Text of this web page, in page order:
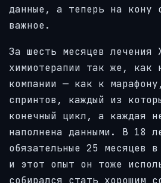
данные, а теперь на кону
важное.
За шесть месяцев лечения
химиотерапии так же, как
компании — как к
спринтов, каждый из
конечный цикл, а каждая
наполнена данными. В 18
обязательные 25 месяцев
и этот опыт он тоже
собирался стать хорошим